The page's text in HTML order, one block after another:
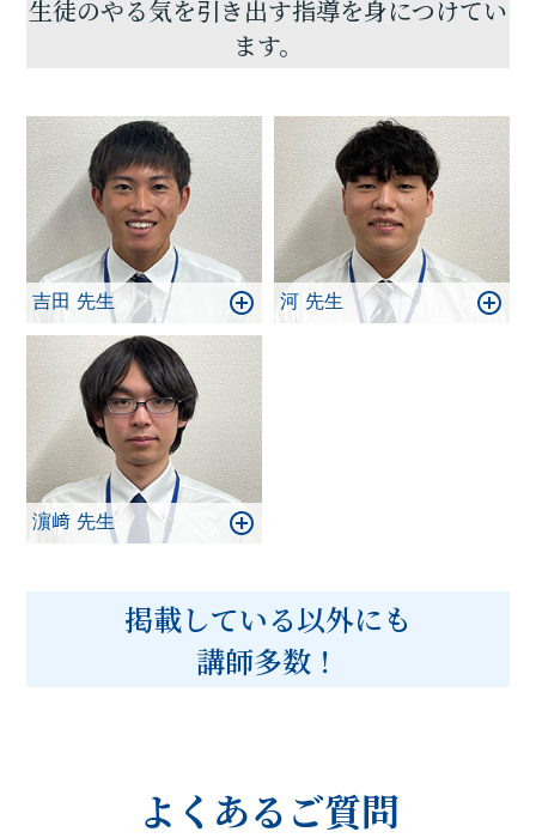
試験対策の数学Ⅲや物理・化学・生物の授業指導も可
能。国公立大理系や医学部、薬学部、看護系志望の
同志社中高生・同志社女子中高生の学習指導や内部
進学・外部大受験指導もご好評を頂いております。
勿論、修学院中・下鴨中・洛北中など、公立中学校
生の成績アップや高校受験指導についても、ぜひお
任せ下さい。
生徒のやる気を引き出す指導を身につけてい
ます。
吉田 先生 河 先生
濵﨑 先生
掲載している以外にも
講師多数！
よくあるご質問